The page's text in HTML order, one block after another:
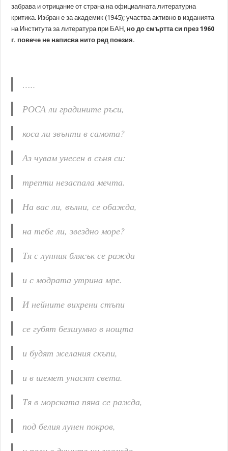
забрава и отрицание от страна на официалната литературна
критика. Избран е за академик (1945); участва активно в изданията
на Института за литература при БАН, но до смъртта си през 1960
г. повече не написва нито ред поезия.
…..
РОСА ли градините ръси,
коса ли звънти в самота?
Аз чувам унесен в съня си:
трепти незаспала мечта.
На вас ли, вълни, се обажда,
на тебе ли, звездно море?
Тя с лунния блясък се ражда
и с модрата утрина мре.
И нейните вихрени стъпи
се губят безшумно в нощта
и будят желания скъпи,
и в шемет унасят света.
Тя в морската пяна се ражда,
под белия лунен покров,